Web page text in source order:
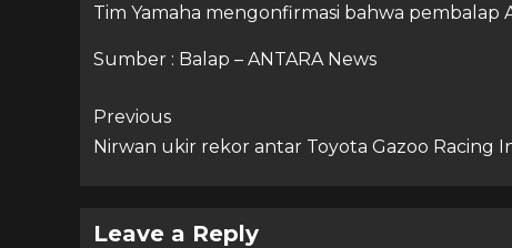
Tim Yamaha mengonfirmasi bahwa
Sumber : Balap – ANTARA News
Previous
Nirwan ukir rekor antar Toyota Gazoo Racing
Leave a Reply